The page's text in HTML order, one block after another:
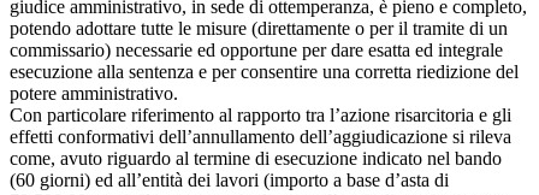
giudice amministrativo, in sede di ottemperanza, è pieno e completo,
potendo adottare tutte le misure (direttamente o per il tramite di un
commissario) necessarie ed opportune per dare esatta ed integrale
esecuzione alla sentenza e per consentire una corretta riedizione del
potere amministrativo.
Con particolare riferimento al rapporto tra l’azione risarcitoria e gli
effetti conformativi dell’annullamento dell’aggiudicazione si rileva
come, avuto riguardo al termine di esecuzione indicato nel bando
(60 giorni) ed all’entità dei lavori (importo a base d’asta di